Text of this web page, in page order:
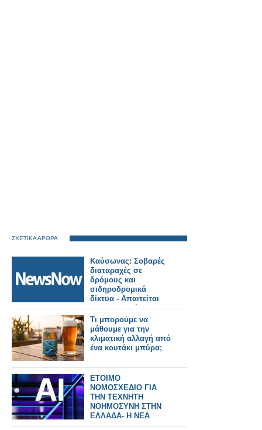
ΣΧΕΤΙΚΑ ΑΡΘΡΑ
Καύσωνας: Σοβαρές
διαταραχές σε
δρόμους και
σιδηροδρομικά
δίκτυα - Απαιτείται
προσαρμογή στην
κλιματική αλλαγή.
Τι μπορούμε να
μάθουμε για την
κλιματική αλλαγή από
ένα κουτάκι μπύρα;
ΕΤΟΙΜΟ
ΝΟΜΟΣΧΕΔΙΟ ΓΙΑ
ΤΗΝ ΤΕΧΝΗΤΗ
ΝΟΗΜΟΣΥΝΗ ΣΤΗΝ
ΕΛΛΑΔΑ- Η ΝΕΑ
ΑΛΛΑΓΗ